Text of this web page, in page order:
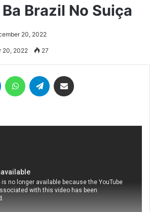
Brazil No Suiça
20, 2022
20, 2022 27